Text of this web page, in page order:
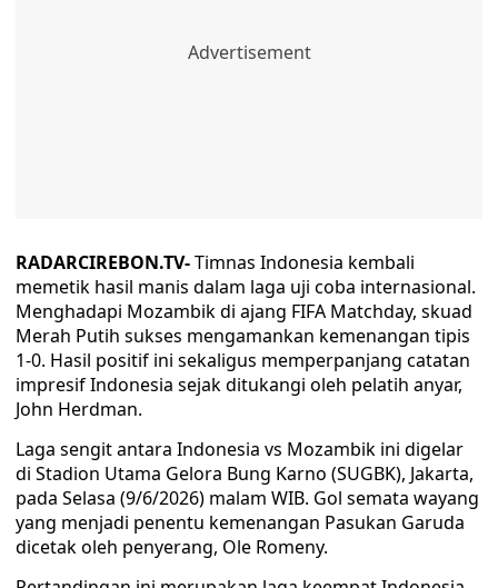
RADARCIREBON.TV-Timnas Indonesia kembali
memetik hasil manis dalam laga uji coba internasional.
Menghadapi Mozambik di ajang FIFA Matchday, skuad
Merah Putih sukses mengamankan kemenangan tipis
1-0. Hasil positif ini sekaligus memperpanjang catatan
impresif Indonesia sejak ditukangi oleh pelatih anyar,
John Herdman.
Laga sengit antara Indonesia vs Mozambik ini digelar
di Stadion Utama Gelora Bung Karno (SUGBK), Jakarta,
pada Selasa (9/6/2026) malam WIB. Gol semata wayang
yang menjadi penentu kemenangan Pasukan Garuda
dicetak oleh penyerang, Ole Romeny.